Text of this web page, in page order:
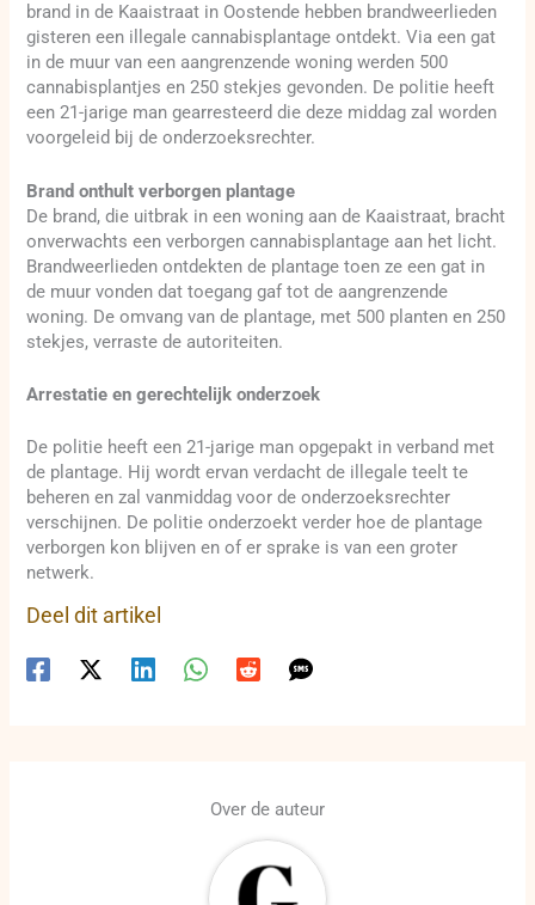
brand in de Kaaistraat in Oostende hebben brandweerlieden
gisteren een illegale cannabisplantage ontdekt. Via een gat
in de muur van een aangrenzende woning werden 500
cannabisplantjes en 250 stekjes gevonden. De politie heeft
een 21-jarige man gearresteerd die deze middag zal worden
voorgeleid bij de onderzoeksrechter.
Brand onthult verborgen plantage
De brand, die uitbrak in een woning aan de Kaaistraat, bracht
onverwachts een verborgen cannabisplantage aan het licht.
Brandweerlieden ontdekten de plantage toen ze een gat in
de muur vonden dat toegang gaf tot de aangrenzende
woning. De omvang van de plantage, met 500 planten en 250
stekjes, verraste de autoriteiten.
Arrestatie en gerechtelijk onderzoek
De politie heeft een 21-jarige man opgepakt in verband met
de plantage. Hij wordt ervan verdacht de illegale teelt te
beheren en zal vanmiddag voor de onderzoeksrechter
verschijnen. De politie onderzoekt verder hoe de plantage
verborgen kon blijven en of er sprake is van een groter
netwerk.
Deel dit artikel
Over de auteur